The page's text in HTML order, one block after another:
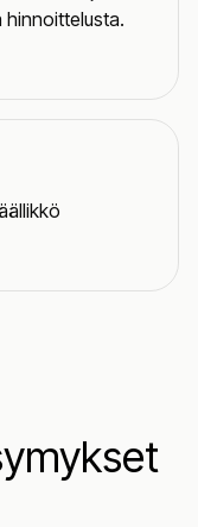
hinnoittelusta.